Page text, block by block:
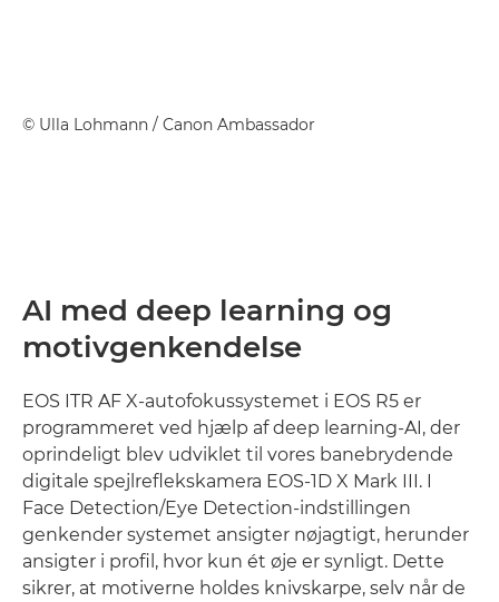
© Ulla Lohmann / Canon Ambassador
AI med deep learning og
motivgenkendelse
EOS ITR AF X-autofokussystemet i EOS R5 er
programmeret ved hjælp af deep learning-AI, der
oprindeligt blev udviklet til vores banebrydende
digitale spejlreflekskamera EOS-1D X Mark III. I
Face Detection/Eye Detection-indstillingen
genkender systemet ansigter nøjagtigt, herunder
ansigter i profil, hvor kun ét øje er synligt. Dette
sikrer, at motiverne holdes knivskarpe, selv når de